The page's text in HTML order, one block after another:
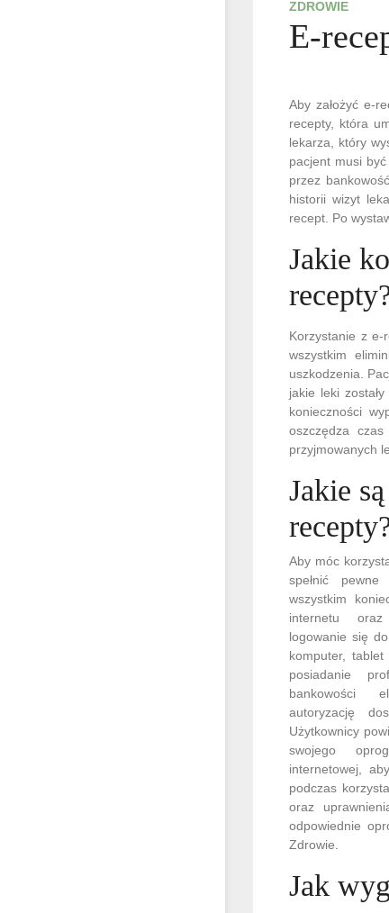
ZDROWIE
E-
Aby założyć e-
recepty, która
lekarza, który
pacjent musi
przez
historii wizyt
recept. Po
Jakie
Korzystanie z e-
wszystkim
uszkodzenia.
jakie leki
konieczności
oszczędza
przyjmowanych
Jakie
Aby móc
spełnić pewne
wszystkim
internetu
logowanie się
komputer,
posiadanie
bankowości
autoryzację
Użytkownicy
swojego
internetowej,
podczas
oraz
odpowiednie
Zdrowie.
Jak